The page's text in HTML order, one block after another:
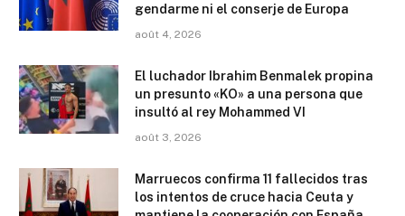
gendarme ni el conserje de Europa
août 4, 2026
El luchador Ibrahim Benmalek propina
un presunto «KO» a una persona que
insultó al rey Mohammed VI
août 3, 2026
Marruecos confirma 11 fallecidos tras
los intentos de cruce hacia Ceuta y